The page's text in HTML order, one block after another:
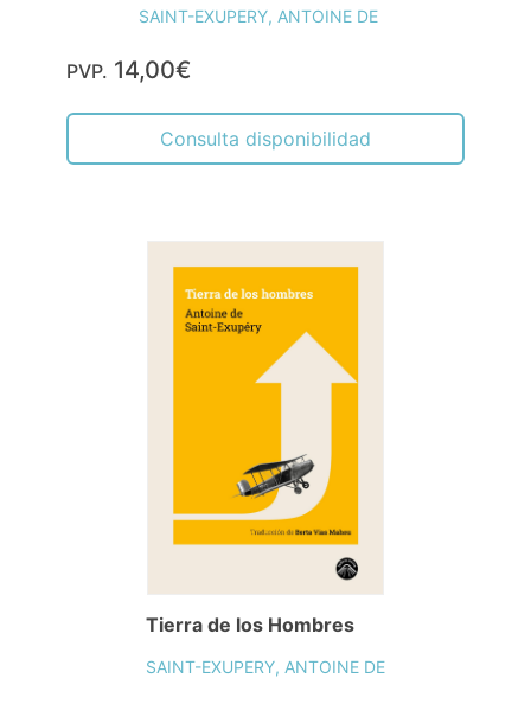
SAINT-EXUPERY, ANTOINE DE
PVP. 14,00€
Consulta disponibilidad
Tierra de los Hombres
SAINT-EXUPERY, ANTOINE DE